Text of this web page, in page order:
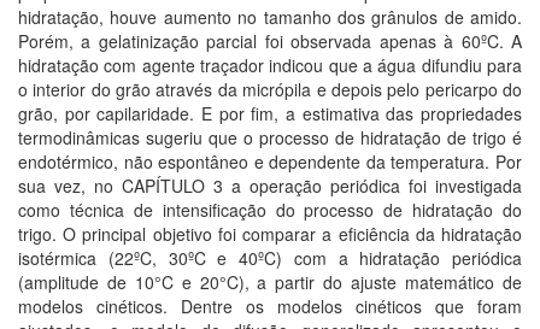
hidratação, houve aumento no tamanho dos grânulos de amido.
Porém, a gelatinização parcial foi observada apenas à 60ºC. A
hidratação com agente traçador indicou que a água difundiu para
o interior do grão através da micrópila e depois pelo pericarpo do
grão, por capilaridade. E por fim, a estimativa das propriedades
termodinâmicas sugeriu que o processo de hidratação de trigo é
endotérmico, não espontâneo e dependente da temperatura. Por
sua vez, no CAPÍTULO 3 a operação periódica foi investigada
como técnica de intensificação do processo de hidratação do
trigo. O principal objetivo foi comparar a eficiência da hidratação
isotérmica (22ºC, 30ºC e 40ºC) com a hidratação periódica
(amplitude de 10°C e 20°C), a partir do ajuste matemático de
modelos cinéticos. Dentre os modelos cinéticos que foram